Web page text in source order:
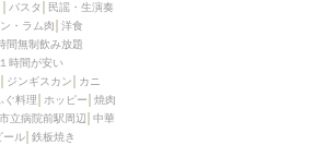
パスタ
民謡・生演奏
・ラム肉
洋食
間無制飲み放題
時間が安い
ジンギスカン
カニ
ぐ料理 ホッピー
焼肉
市立病院前駅周辺
中華
ール 鉄板焼き